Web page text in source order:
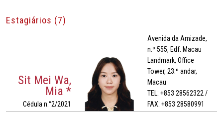
Estagiários (7)
Sit Mei Wa,
Mia *
Cédula n.°2/2021
Avenida da Amizade,
n.º 555, Edf. Macau
Landmark, Office
Tower, 23.º andar,
Macau
TEL: +853 28562322 /
FAX: +853 28580991